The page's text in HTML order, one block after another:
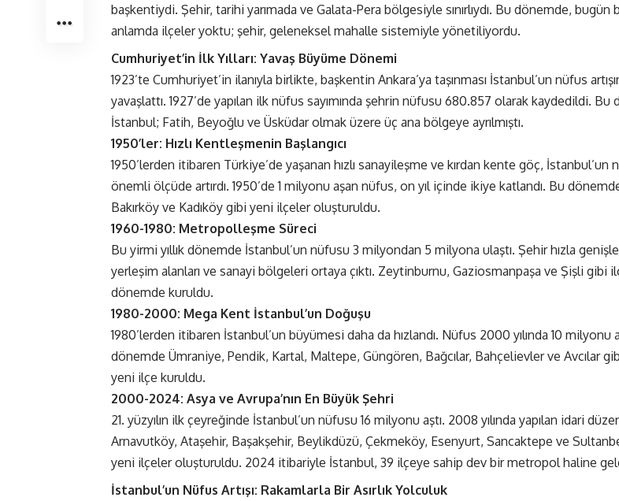
başkentiydi. Şehir, tarihi yarımada ve Galata-Pera bölgesiyle sınırlıydı. Bu dönemde, bugün
anlamda ilçeler yoktu; şehir, geleneksel mahalle sistemiyle yönetiliyordu.
Cumhuriyet’in İlk Yılları: Yavaş Büyüme Dönemi
1923’te Cumhuriyet’in ilanıyla birlikte, başkentin Ankara’ya taşınması İstanbul’un nüfus
yavaşlattı. 1927’de yapılan ilk nüfus sayımında şehrin nüfusu 680.857 olarak kaydedildi. Bu
İstanbul; Fatih, Beyoğlu ve Üsküdar olmak üzere üç ana bölgeye ayrılmıştı.
1950’ler: Hızlı Kentleşmenin Başlangıcı
1950’lerden itibaren Türkiye’de yaşanan hızlı sanayileşme ve kırdan kente göç, İstanbul’un
önemli ölçüde artırdı. 1950’de 1 milyonu aşan nüfus, on yıl içinde ikiye katlandı. Bu
Bakırköy ve Kadıköy gibi yeni ilçeler oluşturuldu.
1960-1980: Metropolleşme Süreci
Bu yirmi yıllık dönemde İstanbul’un nüfusu 3 milyondan 5 milyona ulaştı. Şehir hızla
yerleşim alanları ve sanayi bölgeleri ortaya çıktı. Zeytinburnu, Gaziosmanpaşa ve Şişli gibi
dönemde kuruldu.
1980-2000: Mega Kent İstanbul’un Doğuşu
1980’lerden itibaren İstanbul’un büyümesi daha da hızlandı. Nüfus 2000 yılında 10 milyonu
dönemde Ümraniye, Pendik, Kartal, Maltepe, Güngören, Bağcılar, Bahçelievler ve Avcılar
yeni ilçe kuruldu.
2000-2024: Asya ve Avrupa’nın En Büyük Şehri
yüzyılın ilk çeyreğinde İstanbul’un nüfusu 16 milyonu aştı. 2008 yılında yapılan idari
Arnavutköy, Ataşehir, Başakşehir, Beylikdüzü, Çekmeköy, Esenyurt, Sancaktepe ve
yeni ilçeler oluşturuldu. 2024 itibariyle İstanbul, 39 ilçeye sahip dev bir metropol haline
İstanbul’un Nüfus Artışı: Rakamlarla Bir Asırlık Yolculuk